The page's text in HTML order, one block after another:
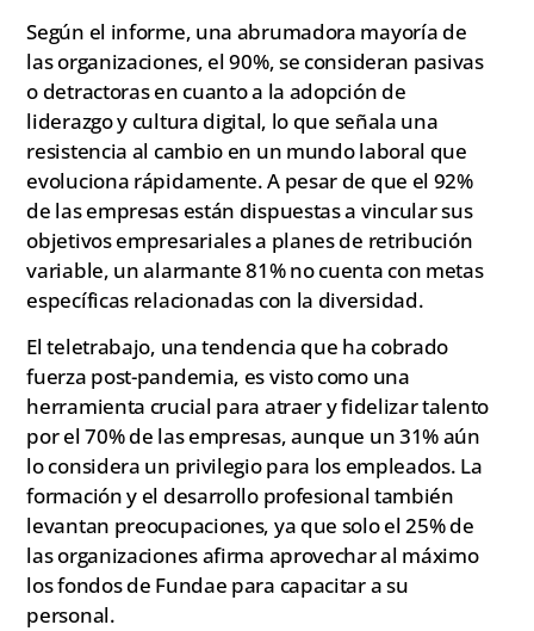
Según el informe, una abrumadora mayoría de
las organizaciones, el 90%, se consideran pasivas
o detractoras en cuanto a la adopción de
liderazgo y cultura digital, lo que señala una
resistencia al cambio en un mundo laboral que
evoluciona rápidamente. A pesar de que el 92%
de las empresas están dispuestas a vincular sus
objetivos empresariales a planes de retribución
variable, un alarmante 81% no cuenta con metas
específicas relacionadas con la diversidad.
El teletrabajo, una tendencia que ha cobrado
fuerza post-pandemia, es visto como una
herramienta crucial para atraer y fidelizar talento
por el 70% de las empresas, aunque un 31% aún
lo considera un privilegio para los empleados. La
formación y el desarrollo profesional también
levantan preocupaciones, ya que solo el 25% de
las organizaciones afirma aprovechar al máximo
los fondos de Fundae para capacitar a su
personal.